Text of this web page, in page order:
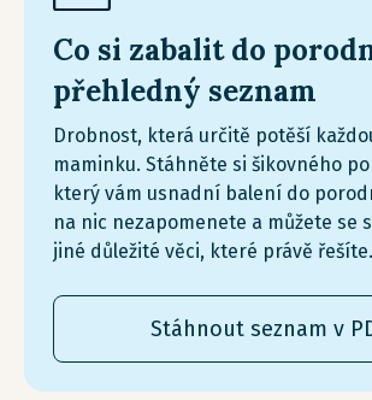
Co si zabalit do
přehledný seznam
Drobnost, která určitě potěší
maminku. Stáhněte si šikovného
který vám usnadní balení do
na nic nezapomenete a můžete se
jiné důležité věci, které právě řešíte.
Stáhnout seznam v